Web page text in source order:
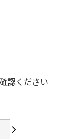
認ください
arrow_forward_ios